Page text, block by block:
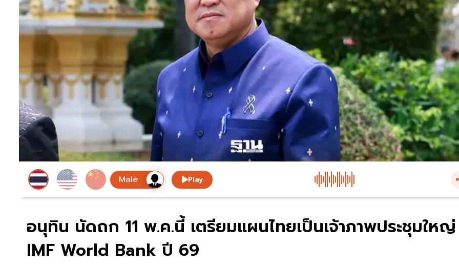
Play
อนุทิน นัดถก 11 พ.ค.นี้ เตรียมแผนไทยเป็นเจ้าภาพประชุมใหญ่
IMF World Bank ปี 69